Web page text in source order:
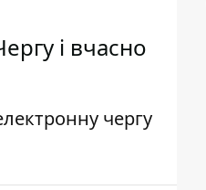
і вчасно
чергу